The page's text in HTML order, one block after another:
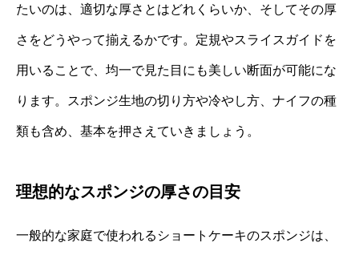
たいのは、適切な厚さとはどれくらいか、そしてその厚
さをどうやって揃えるかです。定規やスライスガイドを
用いることで、均一で見た目にも美しい断面が可能にな
ります。スポンジ生地の切り方や冷やし方、ナイフの種
類も含め、基本を押さえていきましょう。
理想的なスポンジの厚さの目安
一般的な家庭で使われるショートケーキのスポンジは、